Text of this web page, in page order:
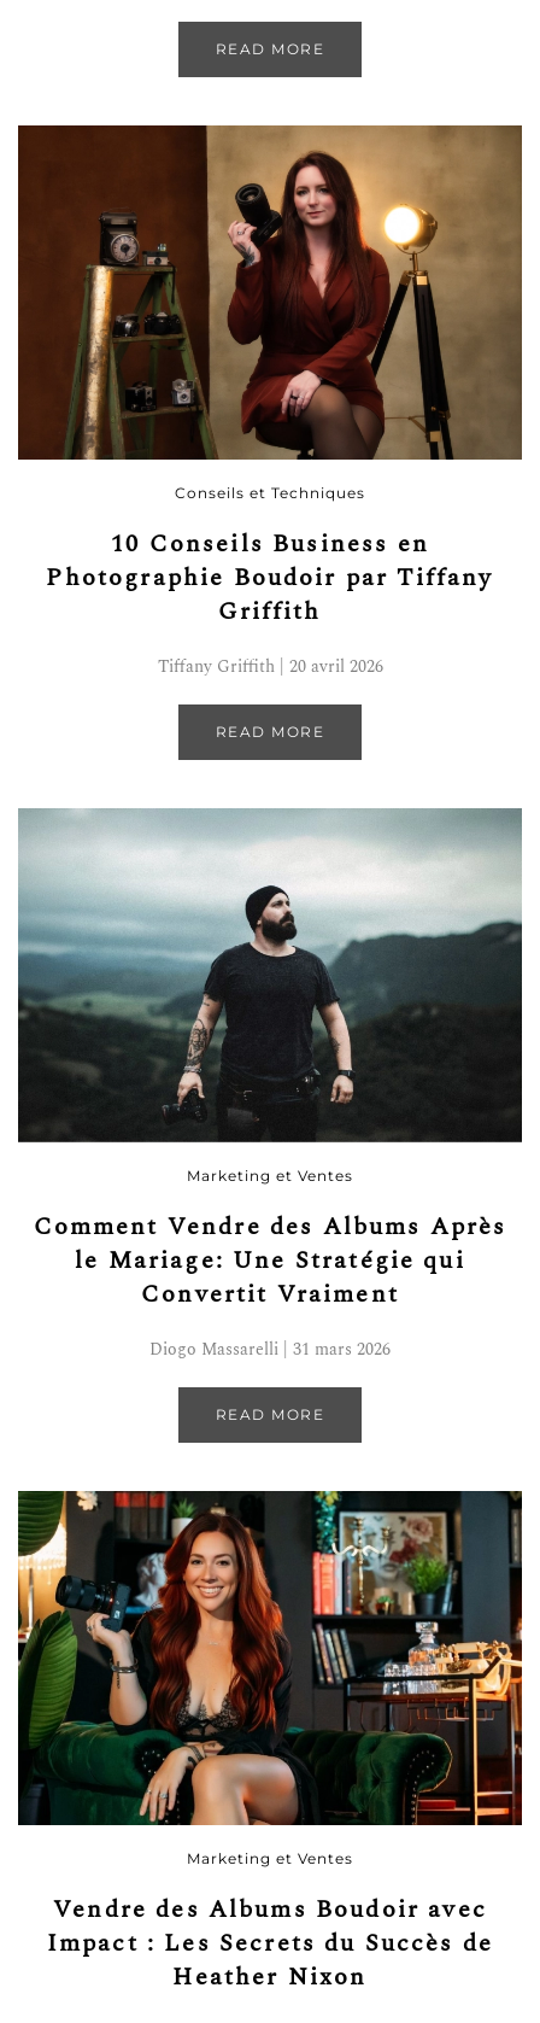
READ MORE
Conseils et Techniques
10 Conseils Business en
Photographie Boudoir par Tiffany
Griffith
Tiffany Griffith | 20 avril 2026
READ MORE
Marketing et Ventes
Comment Vendre des Albums Après
le Mariage: Une Stratégie qui
Convertit Vraiment
Diogo Massarelli | 31 mars 2026
READ MORE
Marketing et Ventes
Vendre des Albums Boudoir avec
Impact : Les Secrets du Succès de
Heather Nixon